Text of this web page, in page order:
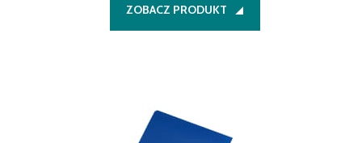
ZOBACZ PRODUKT